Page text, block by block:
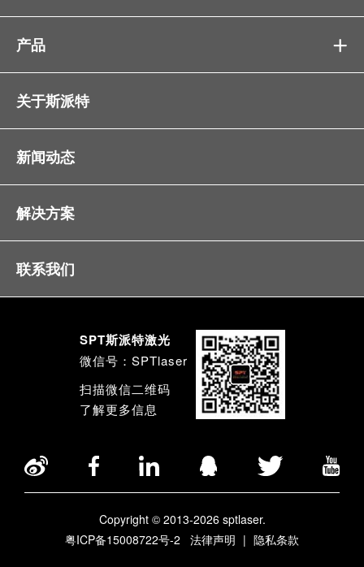
产品 
关于斯派特
新闻动态
解决方案
联系我们
SPT斯派特激光
微信号：SPTlaser
扫描微信二维码
了解更多信息
Copyright © 2013-2026 sptlaser.
粤ICP备15008722号-2
法律声明 | 隐私条款